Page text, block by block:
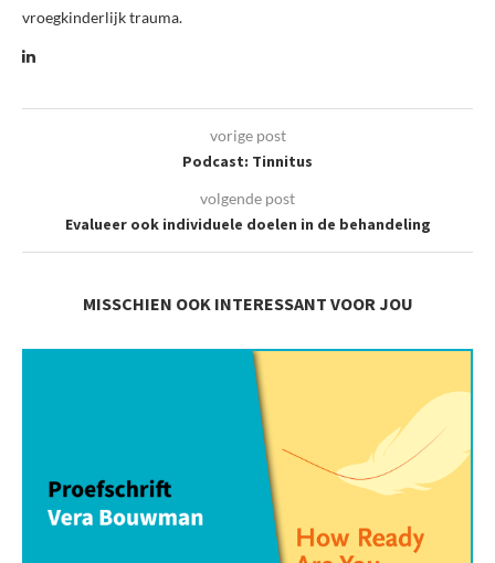
vroegkinderlijk trauma.
vorige post
Podcast: Tinnitus
volgende post
Evalueer ook individuele doelen in de behandeling
MISSCHIEN OOK INTERESSANT VOOR JOU